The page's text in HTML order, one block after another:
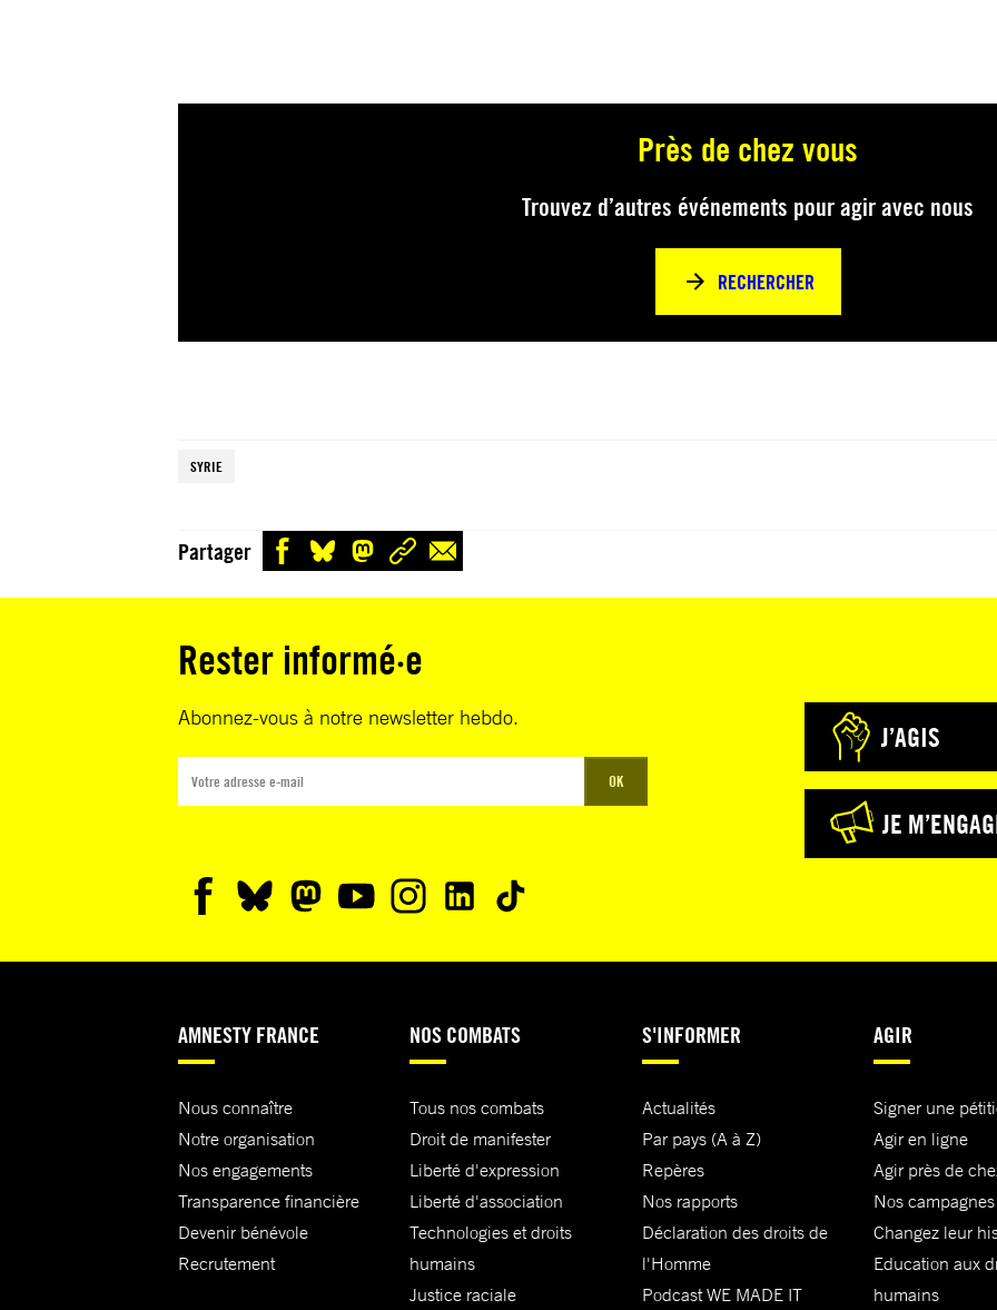
Près de chez vous
Trouvez d’autres événements pour agir avec nous
RECHERCHER
SYRIE
Partager
Rester informé·e
Abonnez-vous à notre newsletter hebdo.
OK
J’AGIS
JE
AMNESTY FRANCE
Nous connaître
Notre organisation
Nos engagements
Transparence financière
Devenir bénévole
Recrutement
NOS COMBATS
Tous nos combats
Droit de manifester
Liberté d'expression
Liberté d'association
Technologies et droits
humains
Justice raciale
S'INFORMER
Actualités
Par pays (A à Z)
Repères
Nos rapports
Déclaration des droits de
l'Homme
Podcast WE MADE IT
AGIR
Signer une
Agir en ligne
Agir près de
Nos campagnes
Changez leur
Education aux
humains